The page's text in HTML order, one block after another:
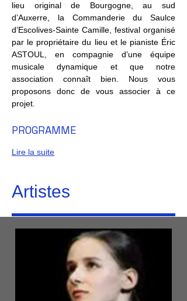
lieu original de Bourgogne, au sud
d’Auxerre, la Commanderie du Saulce
d’Escolives-Sainte Camille, festival organisé
par le propriétaire du lieu et le pianiste Éric
ASTOUL, en compagnie d’une équipe
musicale dynamique et que notre
association connaît bien. Nous vous
proposons donc de vous associer à ce
projet.
PROGRAMME
Lire la suite
Artistes